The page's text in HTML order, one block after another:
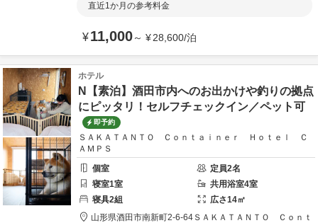
直近1か月の参考料金
¥11,000～ ¥28,600/泊
ホテル
N【素泊】酒田市内へのお出かけや釣りの拠点
にピッタリ！セルフチェックイン／ペット可
即予約
ＳＡＫＡＴＡＮＴＯ Ｃｏｎｔａｉｎｅｒ Ｈｏｔｅｌ Ｃ
ＡＭＰＳ
個室
定員2名
寝室1室 共用浴室4室
寝具2組 広さ14㎡
山形県酒田市南新町2-6-64 ＳＡＫＡＴＡＮＴＯ Ｃｏｎｔ